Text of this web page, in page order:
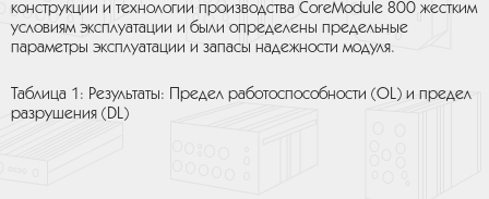
конструкции и технологии производства CoreModule 800 жестким
условиям эксплуатации и были определены предельные
параметры эксплуатации и запасы надежности модуля.
Таблица 1: Результаты: Предел работоспособности (ОL) и предел
разрушения (DL)